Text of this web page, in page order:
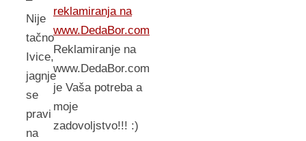
Nije
tačno
Ivice,
jagnje
se
pravi
na
reklamiranja na
www.DedaBor.com
Reklamiranje na
www.DedaBor.com
je Vaša potreba a
moje
zadovoljstvo!!! :)